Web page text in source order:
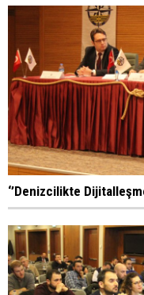
‘’Denizcilikte